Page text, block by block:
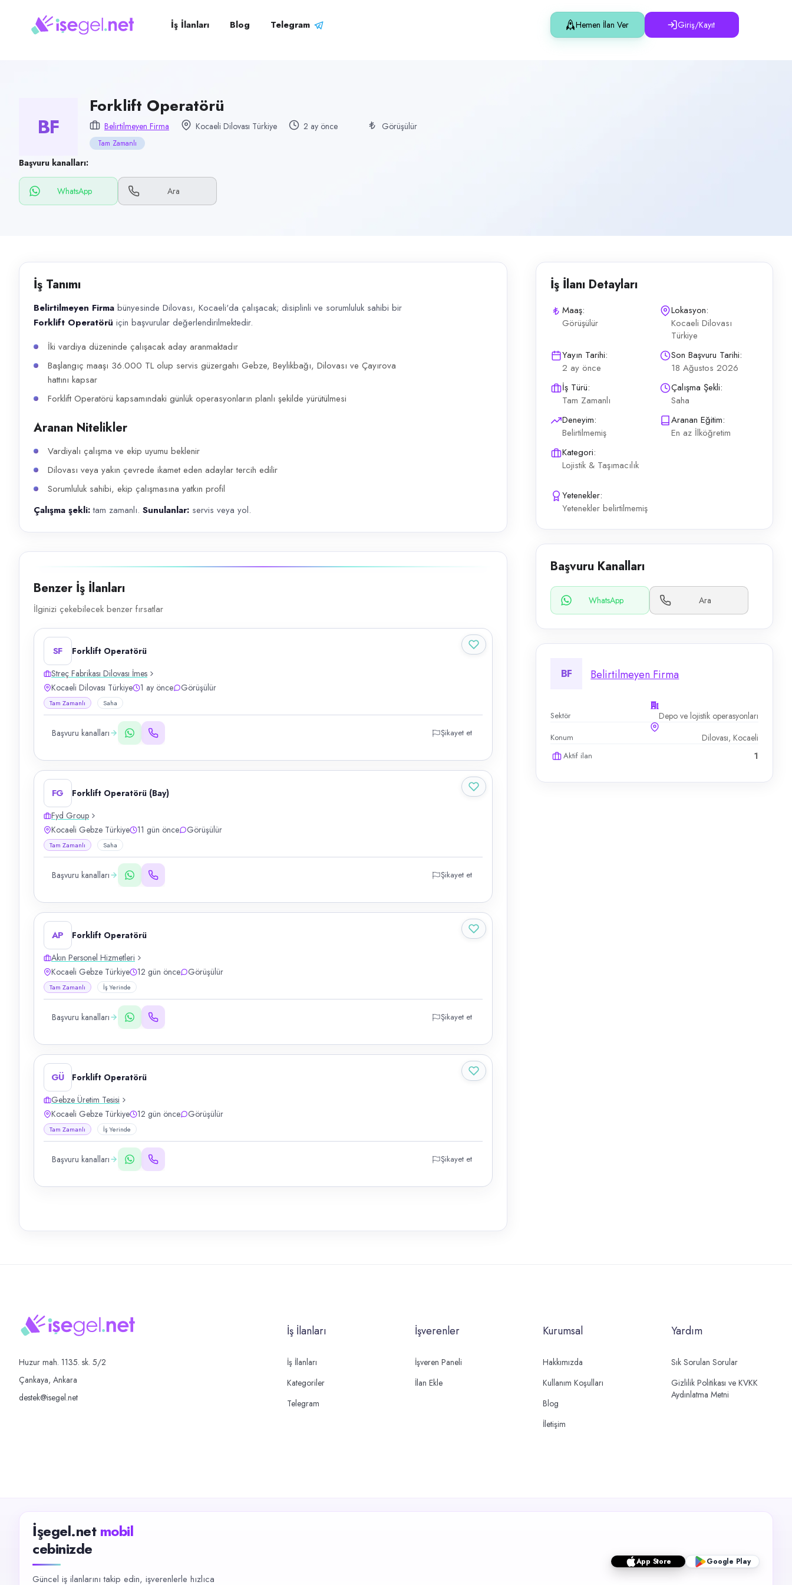
Forklift Operatörü
Dilovası, Kocaeli
Çalışma şekli
Tam Zamanlı
Yayın tarihi
Başvuru kanalları
WhatsApp, Telefon
İlan açıklaması
Belirtilmeyen Firma bünyesinde Dilovası, Kocaeli'da çalışacak; disiplinli ve sorumluluk sahibi bir Forklift Operatörü için başvurular değerlendirilmektedir. İki vardiya düzeninde çalışacak aday aranmaktadır
İş İlanları Blog Telegram Hemen İlan Ver Giriş/Kayıt
BF
Forklift Operatörü
Belirtilmeyen Firma Kocaeli Dilovası Türkiye 2 ay önce Görüşülür
Tam Zamanlı
Başvuru kanalları:
WhatsApp Ara
İş Tanımı
Belirtilmeyen Firma bünyesinde Dilovası, Kocaeli'da çalışacak; disiplinli ve sorumluluk sahibi bir
Forklift Operatörü için başvurular değerlendirilmektedir.
İki vardiya düzeninde çalışacak aday aranmaktadır
Başlangıç maaşı 36.000 TL olup servis güzergahı Gebze, Beylikbağı, Dilovası ve Çayırova
hattını kapsar
Forklift Operatörü kapsamındaki günlük operasyonların planlı şekilde yürütülmesi
Aranan Nitelikler
Vardiyalı çalışma ve ekip uyumu beklenir
Dilovası veya yakın çevrede ikamet eden adaylar tercih edilir
Sorumluluk sahibi, ekip çalışmasına yatkın profil
Çalışma şekli:tam zamanlı. Sunulanlar: servis veya yol.
İş İlanı Detayları
Maaş:
Görüşülür
Lokasyon:
Kocaeli Dilovası
Türkiye
Yayın Tarihi:
2 ay önce
Son Başvuru Tarihi:
18 Ağustos 2026
İş Türü:
Tam Zamanlı
Çalışma Şekli:
Saha
Deneyim:
Belirtilmemiş
Aranan Eğitim:
En az İlköğretim
Kategori:
Lojistik & Taşımacılık
Yetenekler:
Yetenekler belirtilmemiş
Başvuru Kanalları
WhatsApp Ara
BF Belirtilmeyen Firma
Sektör Depo ve lojistik operasyonları
Konum Dilovası, Kocaeli
Aktif ilan 1
Benzer İş İlanları
İlginizi çekebilecek benzer fırsatlar
SF
Forklift Operatörü
Streç Fabrikası Dilovası İmes
Kocaeli Dilovası Türkiye
1 ay önce Görüşülür
Tam Zamanlı Saha
Başvuru kanalları Şikayet et
FG
Forklift Operatörü (Bay)
Fyd Group
Kocaeli Gebze Türkiye
11 gün önce Görüşülür
Tam Zamanlı Saha
Başvuru kanalları Şikayet et
AP
Forklift Operatörü
Akın Personel Hizmetleri
Kocaeli Gebze Türkiye
12 gün önce Görüşülür
Tam Zamanlı İş Yerinde
Başvuru kanalları Şikayet et
GÜ
Forklift Operatörü
Gebze Üretim Tesisi
Kocaeli Gebze Türkiye
12 gün önce Görüşülür
Tam Zamanlı İş Yerinde
Başvuru kanalları Şikayet et
Huzur mah. 1135. sk. 5/2
Çankaya, Ankara
destek@isegel.net
İş İlanları
İş İlanları
Kategoriler
Telegram
İşverenler
İşveren Paneli
İlan Ekle
Kurumsal
Hakkımızda
Kullanım Koşulları
Blog
İletişim
Yardım
Sık Sorulan Sorular
Gizlilik Politikası ve KVKK
Aydınlatma Metni
İşegel.net mobil
cebinizde
Güncel iş ilanlarını takip edin, işverenlerle hızlıca
App Store Google Play